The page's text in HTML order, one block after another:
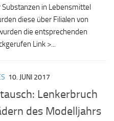
in Lebensmittel
diese über Filialen von
die entsprechenden
Link >...
10. JUNI 2017
Lenkerbruch
des Modelljahrs